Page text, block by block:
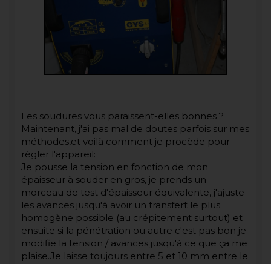
Les soudures vous paraissent-elles bonnes ?
Maintenant, j'ai pas mal de doutes parfois sur mes
méthodes,et voilà comment je procède pour
régler l'appareil:
Je pousse la tension en fonction de mon
épaisseur à souder en gros, je prends un
morceau de test d'épaisseur équivalente, j'ajuste
les avances jusqu'à avoir un transfert le plus
homogène possible (au crépitement surtout) et
ensuite si la pénétration ou autre c'est pas bon je
modifie la tension / avances jusqu'à ce que ça me
plaise.Je laisse toujours entre 5 et 10 mm entre le